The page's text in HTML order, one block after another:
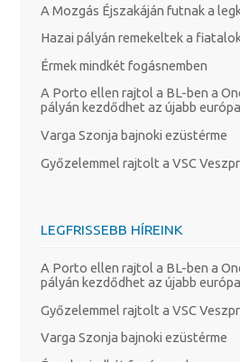
A Mozgás Éjszakáján futnak a
Hazai pályán remekeltek a
Érmek mindkét fogásnemben
A Porto ellen rajtol a BL-ben a
pályán kezdődhet az újabb
Varga Szonja bajnoki ezüstérme
Győzelemmel rajtolt a VSC
LEGFRISSEBB HÍREINK
A Porto ellen rajtol a BL-ben a
pályán kezdődhet az újabb
Győzelemmel rajtolt a VSC
Varga Szonja bajnoki ezüstérme